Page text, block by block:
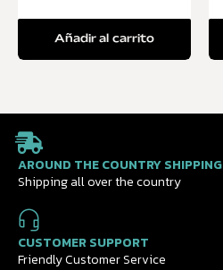
Añadir al carrito
AROUND THE COUNTRY SHIPPING
Shipping all over the country
CUSTOMER SUPPORT
Friendly Customer Service